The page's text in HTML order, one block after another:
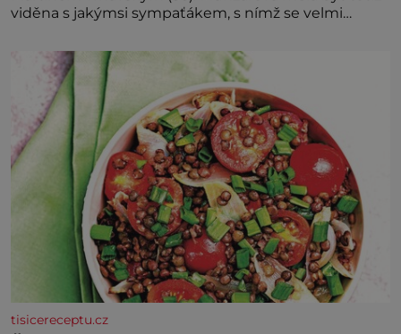
viděna s jakýmsi sympaťákem, s nímž se velmi
tisicereceptu.cz